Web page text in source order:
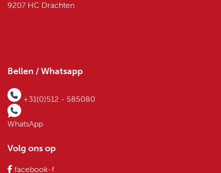
9207 HC Drachten
Bellen / Whatsapp
+31(0)512 - 585080
WhatsApp
Volg ons op
facebook-f